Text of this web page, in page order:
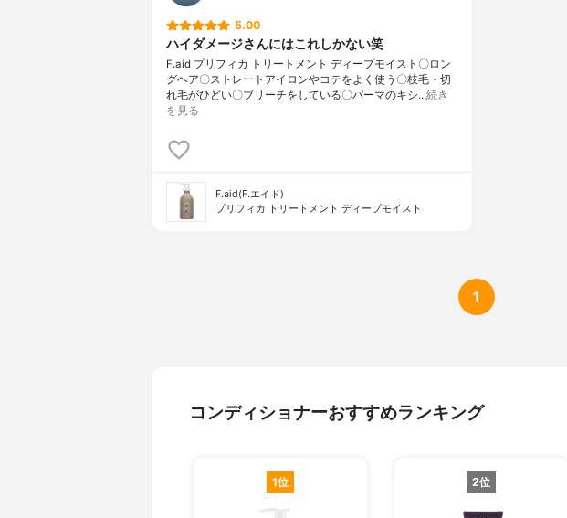
5.00
ハイダメージさんにはこれしかない笑
F.aid プリフィカ トリートメント ディープモイスト〇ロン
グヘア〇ストレートアイロンやコテをよく使う〇枝毛・切
れ毛がひどい〇ブリーチをしている〇パーマのキシ…続き
を見る
F.aid(F.エイド)
プリフィカ トリートメント ディープモイスト
1
コンディショナーおすすめランキング
1位 2位